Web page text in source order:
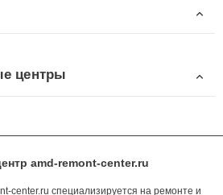
центры
amd-remont-center.ru
center.ru специализируется на ремонте и